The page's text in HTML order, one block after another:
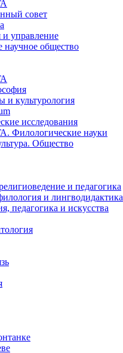
совет
управление
научное общество
и культурология
исследования
Филологические науки
Общество
и педагогика
и лингводидактика
педагогика и искусства